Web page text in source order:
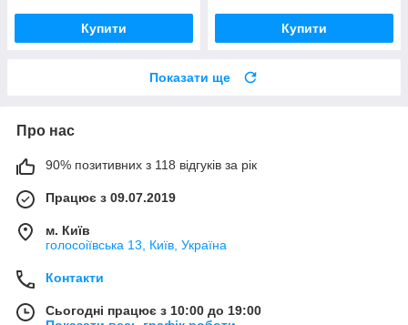
Купити Купити
Показати ще
Про нас
90% позитивних з 118 відгуків за рік
Працює з 09.07.2019
м. Київ
голосоіївська 13, Київ, Україна
Контакти
Сьогодні працює з 10:00 до 19:00